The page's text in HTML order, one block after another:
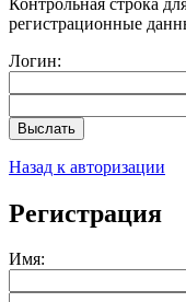
регистрационные
Логин:
Выслать
Назад к авторизации
Регистрация
Имя: